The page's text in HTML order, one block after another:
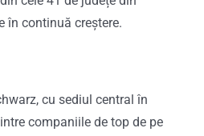
în continuă creștere.
cu sediul central în
companiile de top de pe